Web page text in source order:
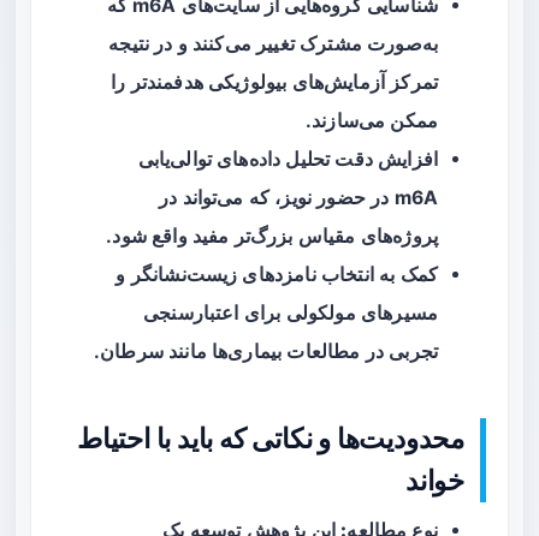
شناسایی گروه‌هایی از سایت‌های m6A که
به‌صورت مشترک تغییر می‌کنند و در نتیجه
تمرکز آزمایش‌های بیولوژیکی هدفمندتر را
ممکن می‌سازند.
افزایش دقت تحلیل داده‌های توالی‌یابی
m6A در حضور نویز، که می‌تواند در
پروژه‌های مقیاس بزرگ‌تر مفید واقع شود.
کمک به انتخاب نامزدهای زیست‌نشانگر و
مسیرهای مولکولی برای اعتبارسنجی
تجربی در مطالعات بیماری‌ها مانند سرطان.
محدودیت‌ها و نکاتی که باید با احتیاط
خواند
نوع مطالعه: این پژوهش توسعه یک